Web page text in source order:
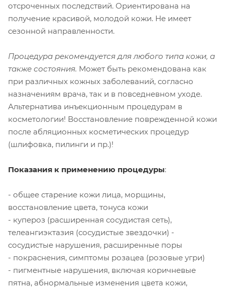
отсроченных последствий. Ориентирована на
получение красивой, молодой кожи. Не имеет
сезонной направленности.
Процедура рекомендуется для любого типа кожи, а
также состояния. Может быть рекомендована как
при различных кожных заболеваний, согласно
назначениям врача, так и в повседневном уходе.
Альтернатива инъекционным процедурам в
косметологии! Восстановление поврежденной кожи
после абляционных косметических процедур
(шлифовка, пилинги и пр.)!
Показания к применению процедуры:
- общее старение кожи лица, морщины,
восстановление цвета, тонуса кожи
- купероз (расширенная сосудистая сеть),
телеангиэктазия (сосудистые звездочки) -
сосудистые нарушения, расширенные поры
- покраснения, симптомы розацеа (розовые угри)
- пигментные нарушения, включая коричневые
пятна, абнормальные изменения цвета кожи,